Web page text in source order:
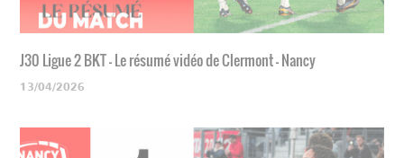
J30 Ligue 2 BKT - Le résumé vidéo de Clermont - Nancy
13/04/2026